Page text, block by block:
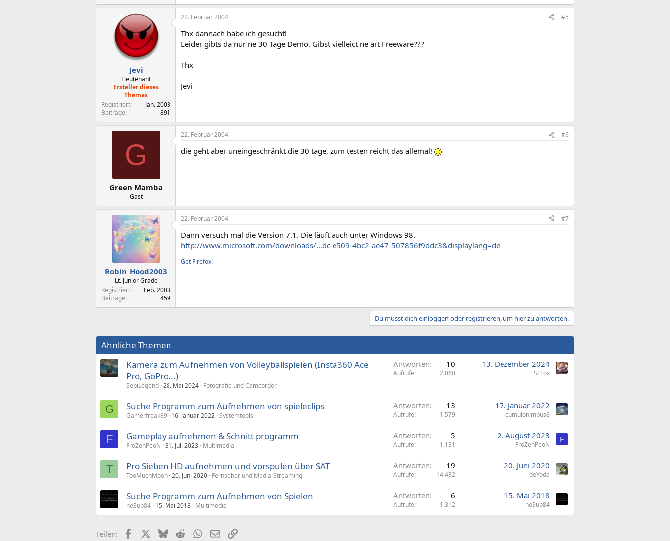
Jevi
Lieutenant
Ersteller dieses
Themas
Registriert
Jan. 2003
Beiträge
891
22. Februar 2004 #5
Thx dannach habe ich gesucht!
Leider gibts da nur ne 30 Tage Demo. Gibst vielleict ne art Freeware???
Thx
Jevi
G
Green Mamba
Gast
22. Februar 2004 #6
die geht aber uneingeschränkt die 30 tage, zum testen reicht das allemal!
Robin_Hood2003
Lt. Junior Grade
Registriert
Feb. 2003
Beiträge
459
22. Februar 2004 #7
Dann versuch mal die Version 7.1. Die läuft auch unter Windows 98.
http://www.microsoft.com/downloads/...dc-e509-4bc2-ae47-507856f9ddc3&displaylang=de
Get Firefox!
Du musst dich einloggen oder registrieren, um hier zu antworten.
Ähnliche Themen
Kamera zum Aufnehmen von Volleyballspielen (Insta360 Ace
Pro, GoPro...)
SebiLegend 28. Mai 2024 Fotografie und Camcorder
Antworten 10
Aufrufe 2.060
13. Dezember 2024
SFFox
G Suche Programm zum Aufnehmen von spieleclips
Gamerfreak89 16. Januar 2022 Systemtools
Antworten 13
Aufrufe 1.579
17. Januar 2022
cumulonimbus8
F Gameplay aufnehmen & Schnitt programm
FroZenPeoN 31. Juli 2023 Multimedia
Antworten 5
Aufrufe 1.131
2. August 2023
FroZenPeoN
F
T Pro Sieben HD aufnehmen und vorspulen über SAT
TooMuchMoon 20. Juni 2020 Fernseher und Media-Streaming
Antworten 19
Aufrufe 14.432
20. Juni 2020
deYoda
Suche Programm zum Aufnehmen von Spielen
noSub84 15. Mai 2018 Multimedia
Antworten 6
Aufrufe 1.312
15. Mai 2018
noSub84
Teilen: FacebookX (Twitter)
BlueskyRedditWhatsApp
E-MailLink